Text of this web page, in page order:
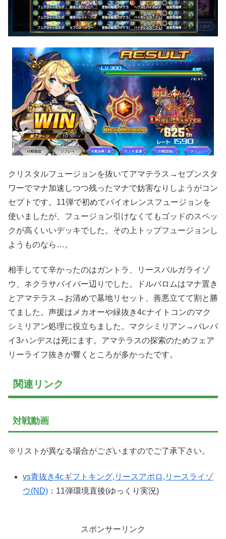
クリスタルフュージョンを抜いてアマテラス→セブンスタ
ワーでマナ加速しつつ残ったマナで妨害なりしようがコン
セプトです。11弾で初めてバイオレンスフュージョンを
使いましたが、フュージョン引けなくてもゴッドのスペッ
クが高くいいデッキでした。その上トップフュージョンし
ようものなら…。
相手してて辛かったのはガントラ、リースバルガライゾ
ウ、ネクラサバイバー辺りでした。ドルバロムはマナ置き
とアマテラス→お清めで墓地リセット、善悪立てて割と勝
てました。声援はメカオーや緑抜き4ⅽナイトコンのマク
シミリアン処理に役立ちました。マクシミリアン→バレバ
イ3ハンデスは死にます。アマテラスの探索のためフェア
リーライフ抜きが響くところが多かったです。
関連リンク
対戦動画
※リストが異なる場合がございますのでご了承下さい。
vs青抜き4ⅽギフトキング,リースアポロ,リースライゾ
ウ(ND) ：11弾環境直後(ゆっくり実況)
スポンサーリンク